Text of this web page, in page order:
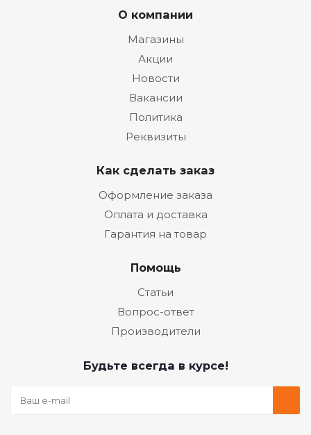
О компании
Магазины
Акции
Новости
Вакансии
Политика
Реквизиты
Как сделать заказ
Оформление заказа
Оплата и доставка
Гарантия на товар
Помощь
Статьи
Вопрос-ответ
Производители
Будьте всегда в курсе!